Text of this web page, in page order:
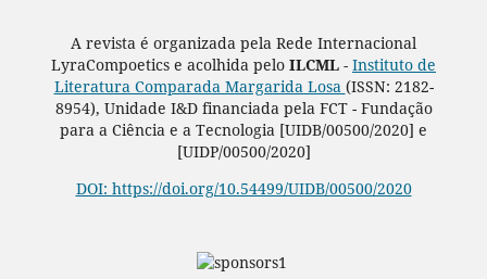
A revista é organizada pela Rede Internacional
LyraCompoetics e acolhida pelo ILCML - Instituto de
Literatura Comparada Margarida Losa (ISSN: 2182-
8954), Unidade I&D financiada pela FCT - Fundação
para a Ciência e a Tecnologia [UIDB/00500/2020] e
[UIDP/00500/2020]
DOI: https://doi.org/10.54499/UIDB/00500/2020